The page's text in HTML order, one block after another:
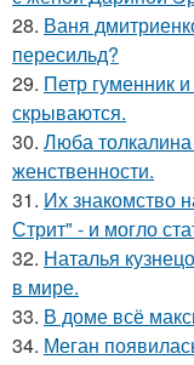
28. Ваня
пересильд?
29. Петр гуменник
скрываются.
30. Люба
женственности.
31. Их знакомство
Стрит" - и могло
32. Наталья
в мире.
33. В доме всё
34. Меган